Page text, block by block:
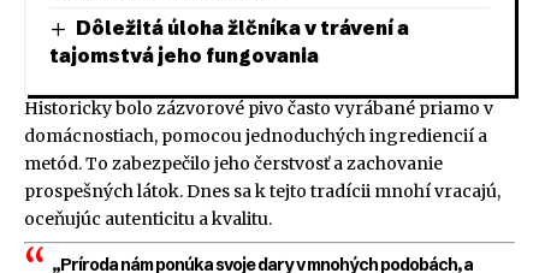
Dôležitá úloha žlčníka v trávení a
tajomstvá jeho fungovania
Historicky bolo zázvorové pivo často vyrábané priamo v
domácnostiach, pomocou jednoduchých ingrediencií a
metód. To zabezpečilo jeho čerstvosť a zachovanie
prospešných látok. Dnes sa k tejto tradícii mnohí vracajú,
oceňujúc autenticitu a kvalitu.
„Príroda nám ponúka svoje dary v mnohých podobách, a